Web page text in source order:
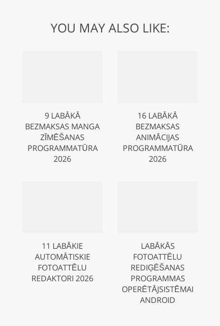
YOU MAY ALSO LIKE:
9 LABĀKĀ
BEZMAKSAS MANGA
ZĪMĒŠANAS
PROGRAMMATŪRA
2026
16 LABĀKĀ
BEZMAKSAS
ANIMĀCIJAS
PROGRAMMATŪRA
2026
11 LABĀKIE
AUTOMĀTISKIE
FOTOATTĒLU
REDAKTORI 2026
LABĀKĀS
FOTOATTĒLU
REDIĢĒŠANAS
PROGRAMMAS
OPERĒTĀJSISTĒMAI
ANDROID